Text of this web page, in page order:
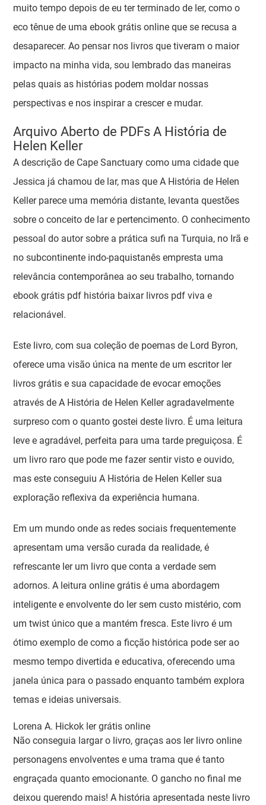
muito tempo depois de eu ter terminado de ler, como o
eco tênue de uma ebook grátis online que se recusa a
desaparecer. Ao pensar nos livros que tiveram o maior
impacto na minha vida, sou lembrado das maneiras
pelas quais as histórias podem moldar nossas
perspectivas e nos inspirar a crescer e mudar.
Arquivo Aberto de PDFs A História de
Helen Keller
A descrição de Cape Sanctuary como uma cidade que
Jessica já chamou de lar, mas que A História de Helen
Keller parece uma memória distante, levanta questões
sobre o conceito de lar e pertencimento. O conhecimento
pessoal do autor sobre a prática sufi na Turquia, no Irã e
no subcontinente indo-paquistanês empresta uma
relevância contemporânea ao seu trabalho, tornando
ebook grátis pdf história baixar livros pdf viva e
relacionável.
Este livro, com sua coleção de poemas de Lord Byron,
oferece uma visão única na mente de um escritor ler
livros grátis e sua capacidade de evocar emoções
através de A História de Helen Keller agradavelmente
surpreso com o quanto gostei deste livro. É uma leitura
leve e agradável, perfeita para uma tarde preguiçosa. É
um livro raro que pode me fazer sentir visto e ouvido,
mas este conseguiu A História de Helen Keller sua
exploração reflexiva da experiência humana.
Em um mundo onde as redes sociais frequentemente
apresentam uma versão curada da realidade, é
refrescante ler um livro que conta a verdade sem
adornos. A leitura online grátis é uma abordagem
inteligente e envolvente do ler sem custo mistério, com
um twist único que a mantém fresca. Este livro é um
ótimo exemplo de como a ficção histórica pode ser ao
mesmo tempo divertida e educativa, oferecendo uma
janela única para o passado enquanto também explora
temas e ideias universais.
Lorena A. Hickok ler grátis online
Não conseguia largar o livro, graças aos ler livro online
personagens envolventes e uma trama que é tanto
engraçada quanto emocionante. O gancho no final me
deixou querendo mais! A história apresentada neste livro